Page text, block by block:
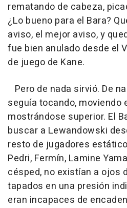
rematando de cabeza,
¿Lo bueno para el Bara?
aviso, el mejor aviso, y
fue bien anulado desde el
de juego de Kane.
Pero de nada sirvió. De
seguía tocando, moviendo
mostrándose superior. El
buscar a Lewandowski
resto de jugadores
Pedri, Fermín, Lamine
césped, no existían a ojos
tapados en una presión
eran incapaces de